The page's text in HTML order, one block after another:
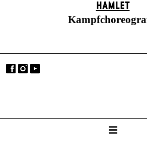
HAMLET